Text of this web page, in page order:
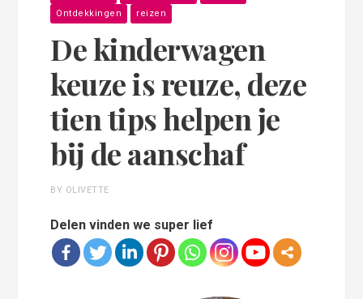
Ontdekkingen
reizen
De kinderwagen
keuze is reuze, deze
tien tips helpen je
bij de aanschaf
BY OLIVETTE
Delen vinden we super lief